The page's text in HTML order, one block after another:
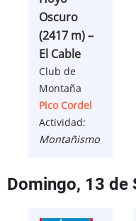
Oscuro
(2417 m) –
El Cable
Club de
Montaña
Pico Cordel
Actividad:
Montañismo
Domingo, 13 de